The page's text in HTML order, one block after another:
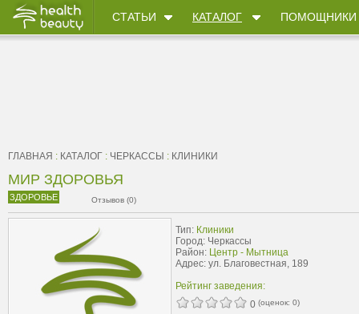
СТАТЬИ КАТАЛОГ ПОМОЩНИКИ
ГЛАВНАЯ : КАТАЛОГ : ЧЕРКАССЫ : КЛИНИКИ
МИР ЗДОРОВЬЯ
ЗДОРОВЬЕ Отзывов (0)
Тип: Клиники
Город: Черкассы
Район: Центр - Мытница
Адрес: ул. Благовестная, 189
Рейтинг заведения:
0 (оценок: 0)